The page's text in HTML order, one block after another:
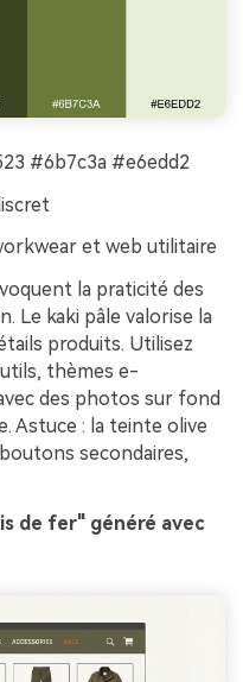
#6b7c3a #e6edd2
et web utilitaire
la praticité des
Le kaki pâle valorise la
produits. Utilisez
thèmes e-
des photos sur fond
Astuce : la teinte olive
secondaires,
de fer" généré avec